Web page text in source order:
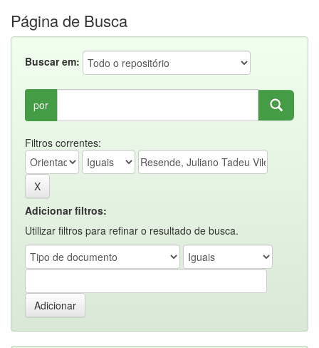
Página de Busca
Buscar em:
por
Filtros correntes:
Adicionar filtros:
Utilizar filtros para refinar o resultado de busca.